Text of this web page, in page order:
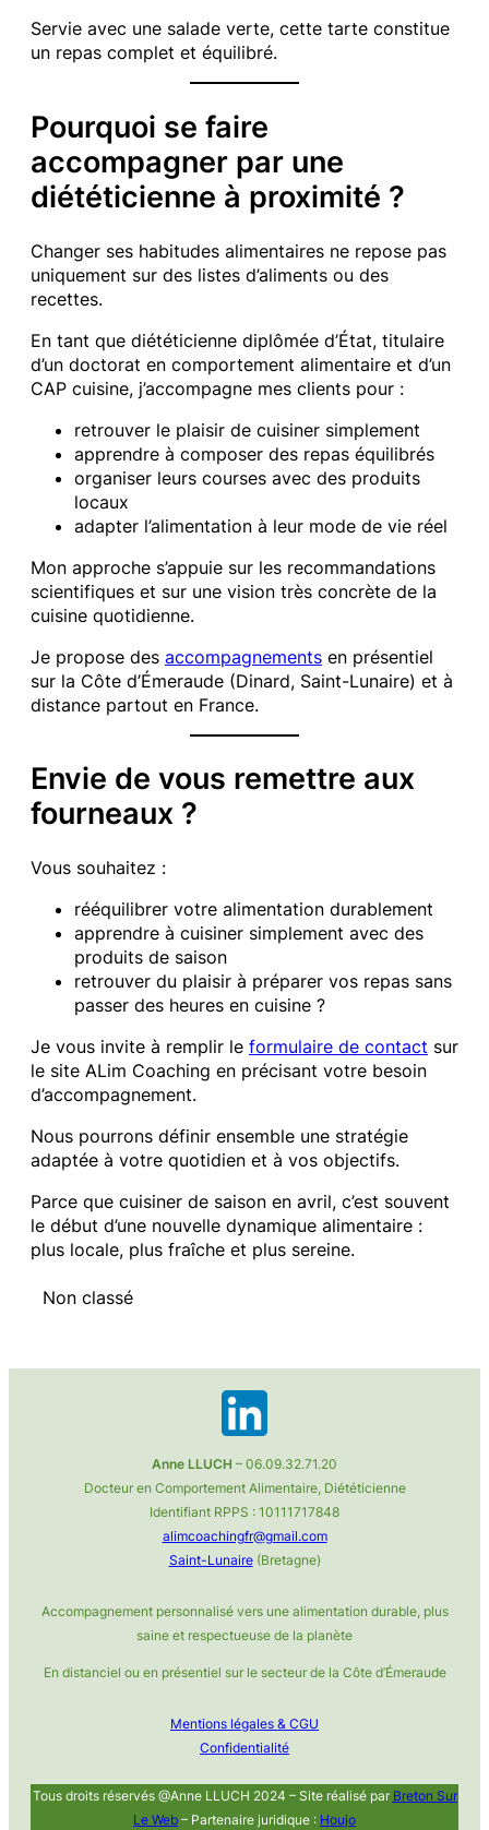
Servie avec une salade verte, cette tarte constitue
un repas complet et équilibré.
Pourquoi se faire
accompagner par une
diététicienne à proximité ?
Changer ses habitudes alimentaires ne repose pas
uniquement sur des listes d’aliments ou des
recettes.
En tant que diététicienne diplômée d’État, titulaire
d’un doctorat en comportement alimentaire et d’un
CAP cuisine, j’accompagne mes clients pour :
retrouver le plaisir de cuisiner simplement
apprendre à composer des repas équilibrés
organiser leurs courses avec des produits
locaux
adapter l’alimentation à leur mode de vie réel
Mon approche s’appuie sur les recommandations
scientifiques et sur une vision très concrète de la
cuisine quotidienne.
Je propose des accompagnements en présentiel
sur la Côte d’Émeraude (Dinard, Saint-Lunaire) et à
distance partout en France.
Envie de vous remettre aux
fourneaux ?
Vous souhaitez :
rééquilibrer votre alimentation durablement
apprendre à cuisiner simplement avec des
produits de saison
retrouver du plaisir à préparer vos repas sans
passer des heures en cuisine ?
Je vous invite à remplir le formulaire de contact sur
le site ALim Coaching en précisant votre besoin
d’accompagnement.
Nous pourrons définir ensemble une stratégie
adaptée à votre quotidien et à vos objectifs.
Parce que cuisiner de saison en avril, c’est souvent
le début d’une nouvelle dynamique alimentaire :
plus locale, plus fraîche et plus sereine.
Non classé
Anne LLUCH – 06.09.32.71.20
Docteur en Comportement Alimentaire, Diététicienne
Identifiant RPPS : 10111717848
alimcoachingfr@gmail.com
Saint-Lunaire(Bretagne)
Accompagnement personnalisé vers une alimentation durable, plus
saine et respectueuse de la planète
En distanciel ou en présentiel sur le secteur de la Côte d’Émeraude
Mentions légales & CGU
Confidentialité
Tous droits réservés @Anne LLUCH 2024 – Site réalisé par Breton Sur
Le Web – Partenaire juridique : Houjo